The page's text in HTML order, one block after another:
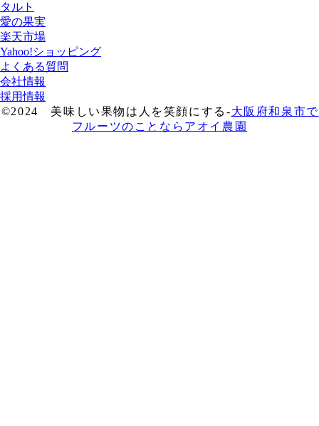
タルト
愛の果実
楽天市場
Yahoo!ショッピング
よくある質問
会社情報
採用情報
©2024 美味しい果物は人を笑顔にする-大阪府和泉市で
フルーツのことならアオイ農園